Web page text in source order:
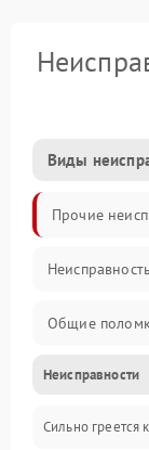
Виды
Прочие
Общие
Неисправности
Сильно греется